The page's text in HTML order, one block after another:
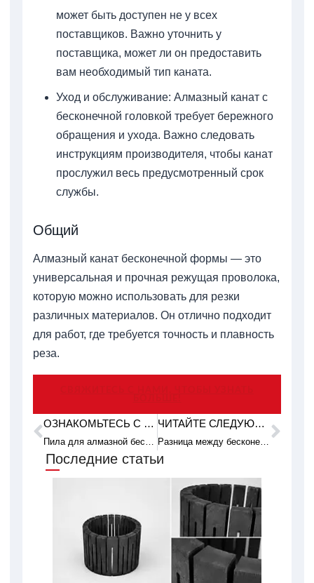
может быть доступен не у всех
поставщиков. Важно уточнить у
поставщика, может ли он предоставить
вам необходимый тип каната.
Уход и обслуживание: Алмазный канат с
бесконечной головкой требует бережного
обращения и ухода. Важно следовать
инструкциям производителя, чтобы канат
прослужил весь предусмотренный срок
службы.
Общий
Алмазный канат бесконечной формы — это
универсальная и прочная режущая проволока,
которую можно использовать для резки
различных материалов. Он отлично подходит
для работ, где требуется точность и плавность
реза.
Пред ОЗНАКОМЬТЕСЬ С ПРЕДЫДУЩИМ ПРИМЕРОМ ИЗ ПРАКТИКИ. ЧИТАЙТЕ СЛЕДУЮЩУЮ ТЕХНИЧЕСКУЮ СТАТЬЮ
Разница между бесконечной алмазной проволочной пилой и алмазной проволочной пилой
Последние статьи